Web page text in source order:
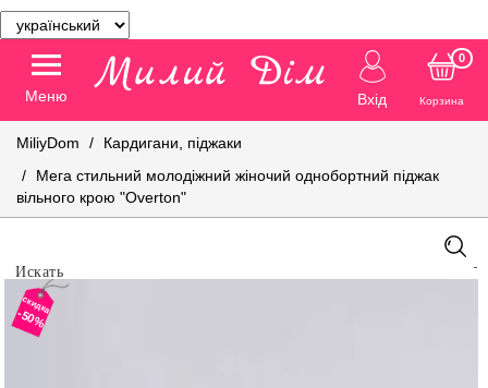
Меню Вхід Корзина
0
MiliyDom
Кардигани, піджаки
Мега стильний молодіжний жіночий однобортний піджак
вільного крою "Overton"
скидка
-50%